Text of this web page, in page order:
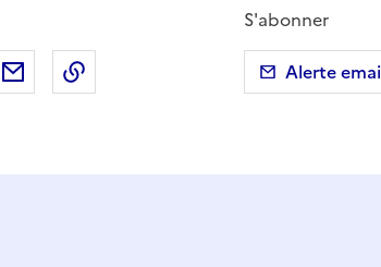
X (anciennement Twitter)
sur LinkedIn
Partager par emailCopier dans le presse-papier
S'abonner
Alerte